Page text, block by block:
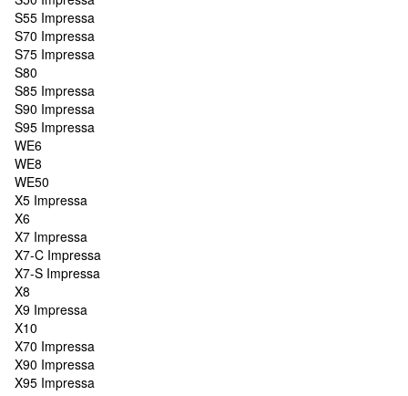
S55 Impressa
S70 Impressa
S75 Impressa
S80
S85 Impressa
S90 Impressa
S95 Impressa
WE6
WE8
WE50
X5 Impressa
X6
X7 Impressa
X7-C Impressa
X7-S Impressa
X8
X9 Impressa
X10
X70 Impressa
X90 Impressa
X95 Impressa